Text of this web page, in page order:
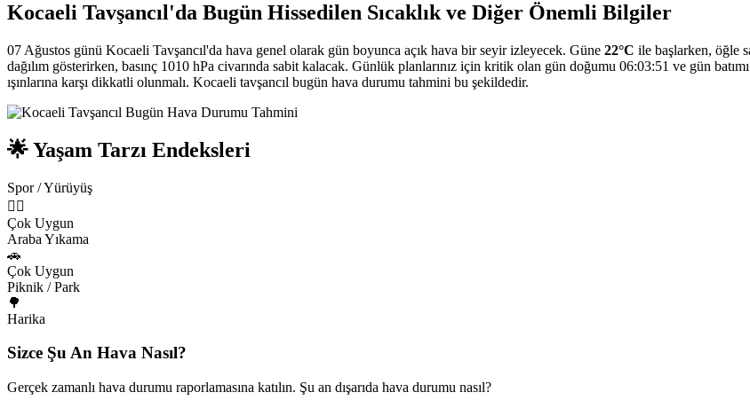
Kocaeli Tavşancıl'da Bugün Hissedilen Sıcaklık ve Diğer Önemli Bilgiler
07 Ağustos günü Kocaeli Tavşancıl'da hava genel olarak gün boyunca açık hava bir seyir izleyecek. Güne 22°C ile başlarken, öğle
dağılım gösterirken, basınç 1010 hPa civarında sabit kalacak. Günlük planlarınız için kritik olan gün doğumu 06:03:51 ve gün
ışınlarına karşı dikkatli olunmalı. Kocaeli tavşancıl bugün hava durumu tahmini bu şekildedir.
🌟 Yaşam Tarzı Endeksleri
Spor / Yürüyüş
🏃‍♂️
Çok Uygun
Araba Yıkama
🚗
Çok Uygun
Piknik / Park
🌳
Harika
Sizce Şu An Hava Nasıl?
Gerçek zamanlı hava durumu raporlamasına katılın. Şu an dışarıda hava durumu nasıl?